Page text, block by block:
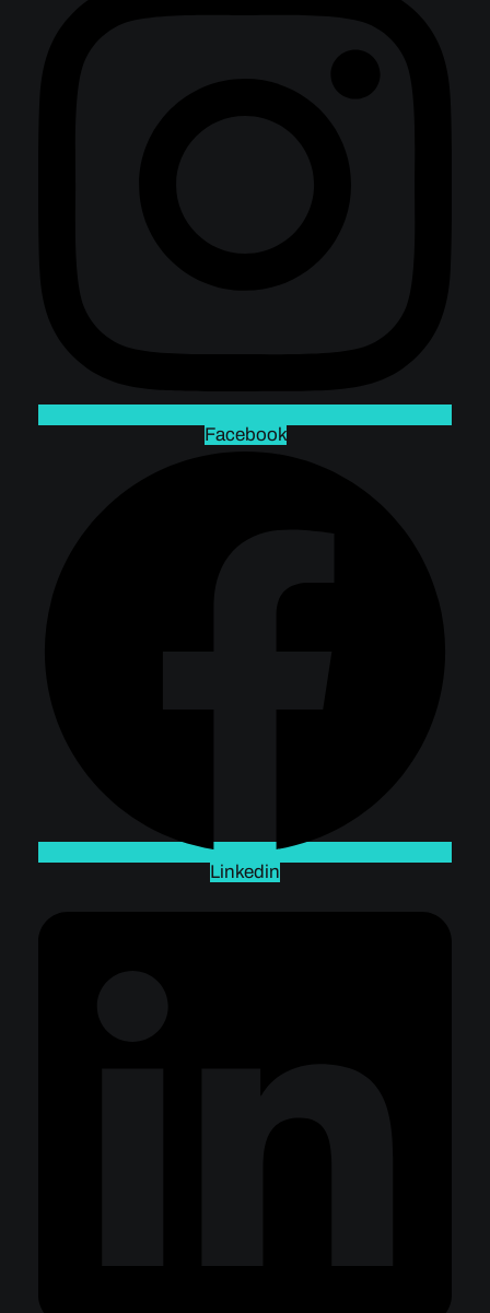
Facebook
Linkedin